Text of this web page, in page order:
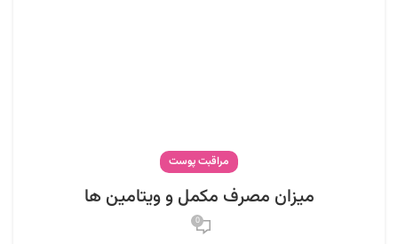
مراقبت پوست
میزان مصرف مکمل و ویتامین ها
0